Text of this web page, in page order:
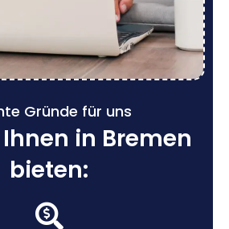
Gründe für uns
in Bremen
bieten: